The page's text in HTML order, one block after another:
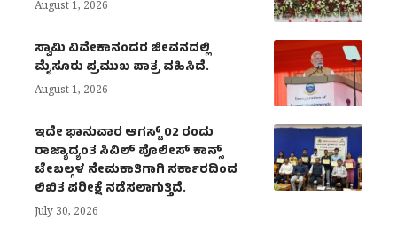
August 1, 2026
ಸ್ವಾಮಿ ವಿವೇಕಾನಂದರ ಜೀವನದಲ್ಲಿ
ಮೈಸೂರು ಪ್ರಮುಖ ಪಾತ್ರ ವಹಿಸಿದೆ.
August 1, 2026
ಇದೇ ಭಾನುವಾರ ಆಗಸ್ಟ್ 02 ರಂದು
ರಾಜ್ಯಾದ್ಯಂತ ಸಿವಿಲ್ ಪೊಲೀಸ್ ಕಾನ್ಸ್
ಟೇಬಲ್ಗಳ ನೇಮಕಾತಿಗಾಗಿ ಸರ್ಕಾರದಿಂದ
ಲಿಖಿತ ಪರೀಕ್ಷೆ ನಡೆಸಲಾಗುತ್ತಿದೆ.
July 30, 2026